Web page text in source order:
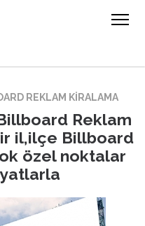
REKLAM KIRALAMA
Reklam
il,ilçe Billboard
özel noktalar